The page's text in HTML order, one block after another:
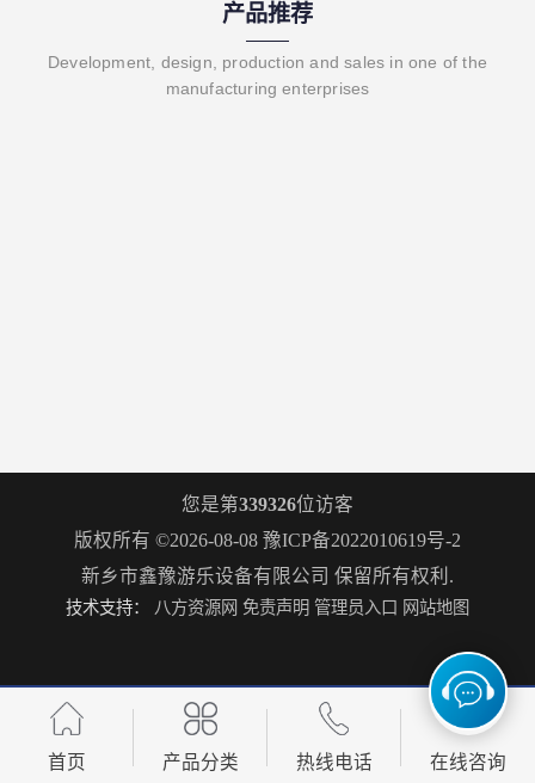
产品推荐
Development, design, production and sales in one of the
manufacturing enterprises
您是第339326位访客
版权所有 ©2026-08-08 豫ICP备2022010619号-2
新乡市鑫豫游乐设备有限公司 保留所有权利.
技术支持： 八方资源网 免责声明 管理员入口 网站地图
首页 产品分类 热线电话 在线咨询